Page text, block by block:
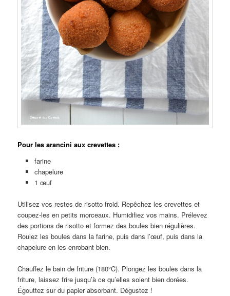
Pour les arancini aux crevettes :
farine
chapelure
1 œuf
Utilisez vos restes de risotto froid. Repêchez les crevettes et
coupez-les en petits morceaux. Humidifiez vos mains. Prélevez
des portions de risotto et formez des boules bien régulières.
Roulez les boules dans la farine, puis dans l’œuf, puis dans la
chapelure en les enrobant bien.
Chauffez le bain de friture (180°C). Plongez les boules dans la
friture, laissez frire jusqu’à ce qu’elles soient bien dorées.
Égouttez sur du papier absorbant. Dégustez !